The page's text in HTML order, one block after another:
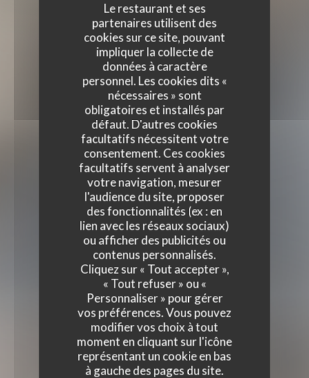
Le restaurant et ses
partenaires utilisent des
cookies sur ce site, pouvant
impliquer la collecte de
données à caractère
personnel. Les cookies dits «
nécessaires » sont
obligatoires et installés par
défaut. D'autres cookies
facultatifs nécessitent votre
consentement. Ces cookies
facultatifs servent à analyser
votre navigation, mesurer
l'audience du site, proposer
des fonctionnalités (ex : en
lien avec les réseaux sociaux)
ou afficher des publicités ou
contenus personnalisés.
Cliquez sur « Tout accepter »,
« Tout refuser » ou «
Personnaliser » pour gérer
vos préférences. Vous pouvez
modifier vos choix à tout
moment en cliquant sur l'icône
représentant un cookie en bas
à gauche des pages du site.